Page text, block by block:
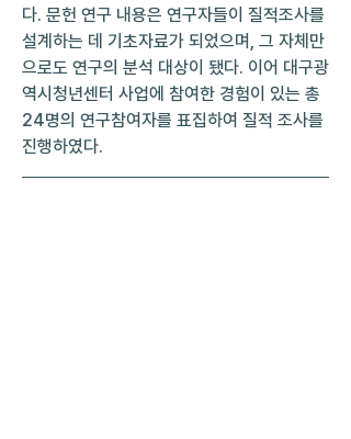
다. 문헌 연구 내용은 연구자들이 질적조사를
설계하는 데 기초자료가 되었으며, 그 자체만
으로도 연구의 분석 대상이 됐다. 이어 대구광
역시청년센터 사업에 참여한 경험이 있는 총
24명의 연구참여자를 표집하여 질적 조사를
진행하였다.